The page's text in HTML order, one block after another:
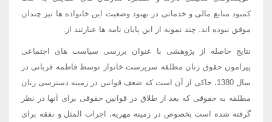
کمبود منابع مالی و خدماتی در بهبود وضعیت این خانواده ها نیز چندان
موفق نبوده اند. چند نمونه از این پایان نامه ها عبارتند از:
نتایج حاصله از پژوهشی با عنوان بررسی سیاست های اجتماعی
پیرامون حقوق زنان مطلقه سرپرست خانوار توسط فاطمه قربانی در
سال 1380، حاکی از آن است که ضعف قوانین در زمینه دسترسی زنان
مطلقه به حقوقی که بعد از طلاق در قوانین حقوقی برای آنها در نظر
گرفته شده است بخصوص در زمینه مهریه، اجرات المثل و نفقه برای